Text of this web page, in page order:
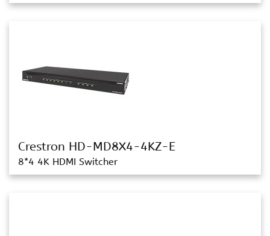
Crestron HD-MD8X4-4KZ-E
8*4 4K HDMI Switcher